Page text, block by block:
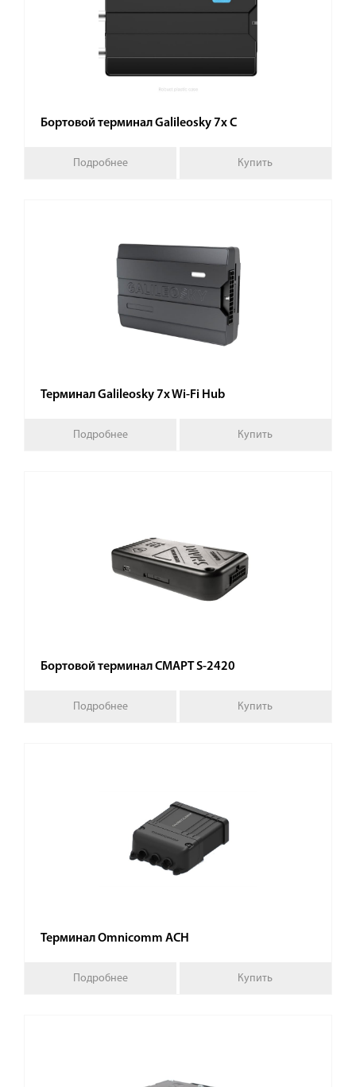
Бортовой терминал Galileosky 7x C
Подробнее Купить
Терминал Galileosky 7x Wi-Fi Hub
Подробнее Купить
Бортовой терминал СМАРТ S-2420
Подробнее Купить
Терминал Omnicomm АСН
Подробнее Купить